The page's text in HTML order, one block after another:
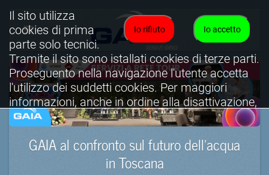
GAIA al confronto sul futuro dell’acqua
in Toscana
Io accetto
Io rifiuto
Il sito utilizza
cookies di prima
parte solo tecnici.
Tramite il sito sono istallati cookies di terze parti.
Proseguento nella navigazione l'utente accetta
l'utilizzo dei suddetti cookies. Per maggiori
informazioni, anche in ordine alla disattivazione,
è possibile consultare l'informativa cookies
completa.
Visualizza informativa completa.